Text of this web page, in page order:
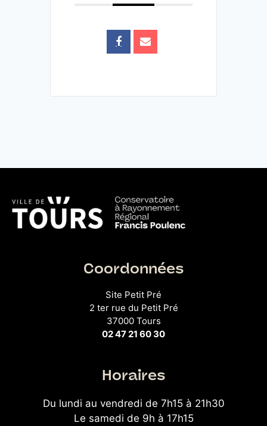
Coordonnées
Site Petit Pré
2 ter rue du Petit Pré
37000 Tours
02 47 21 60 30
Horaires
Du lundi au vendredi de 7h15 à 21h30
Le samedi de 9h à 17h15